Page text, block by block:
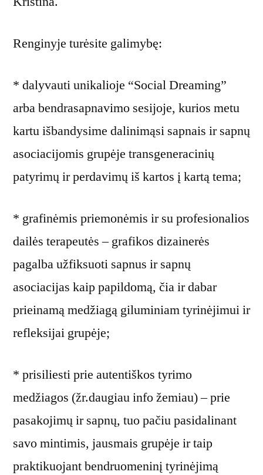
Renginyje turėsite galimybę:
* dalyvauti unikalioje “Social Dreaming”
arba bendrasapnavimo sesijoje, kurios metu
kartu išbandysime dalinimąsi sapnais ir sapnų
asociacijomis grupėje transgeneracinių
patyrimų ir perdavimų iš kartos į kartą tema;
* grafinėmis priemonėmis ir su profesionalios
dailės terapeutės – grafikos dizainerės
pagalba užfiksuoti sapnus ir sapnų
asociacijas kaip papildomą, čia ir dabar
prieinamą medžiagą giluminiam tyrinėjimui ir
refleksijai grupėje;
* prisiliesti prie autentiškos tyrimo
medžiagos (žr.daugiau info žemiau) – prie
pasakojimų ir sapnų, tuo pačiu pasidalinant
savo mintimis, jausmais grupėje ir taip
praktikuojant bendruomeninį tyrinėjimą